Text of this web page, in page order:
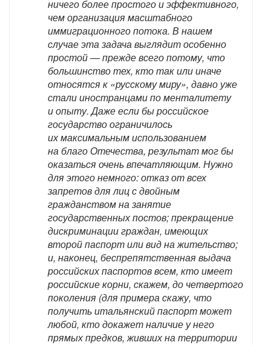
ничего более простого и эффективного,
чем организация масштабного
иммиграционного потока. В нашем
случае эта задача выглядит особенно
простой — прежде всего потому, что
большинство тех, кто так или иначе
относятся к «русскому миру», давно уже
стали иностранцами по менталитету
и опыту. Даже если бы российское
государство ограничилось
их максимальным использованием
на благо Отечества, результат мог бы
оказаться очень впечатляющим. Нужно
для этого немного: отказ от всех
запретов для лиц с двойным
гражданством на занятие
государственных постов; прекращение
дискриминации граждан, имеющих
второй паспорт или вид на жительство;
и, наконец, беспрепятственная выдача
российских паспортов всем, кто имеет
российские корни, скажем, до четвертого
поколения (для примера скажу, что
получить итальянский паспорт может
любой, кто докажет наличие у него
прямых предков, живших на территории